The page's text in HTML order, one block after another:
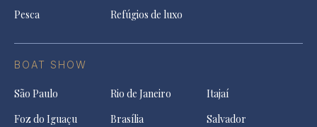
Pesca
Refúgios de luxo
BOAT SHOW
São Paulo Rio de Janeiro
Itajaí
Foz do Iguaçu
Brasília Salvador